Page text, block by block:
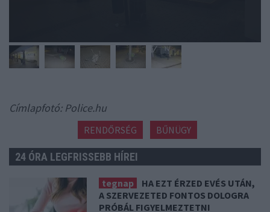
Címlapfotó: Police.hu
RENDŐRSÉG BŰNÜGY
24 ÓRA LEGFRISSEBB HÍREI
tegnap
HA EZT ÉRZED EVÉS UTÁN,
A SZERVEZETED FONTOS DOLOGRA
PRÓBÁL FIGYELMEZTETNI